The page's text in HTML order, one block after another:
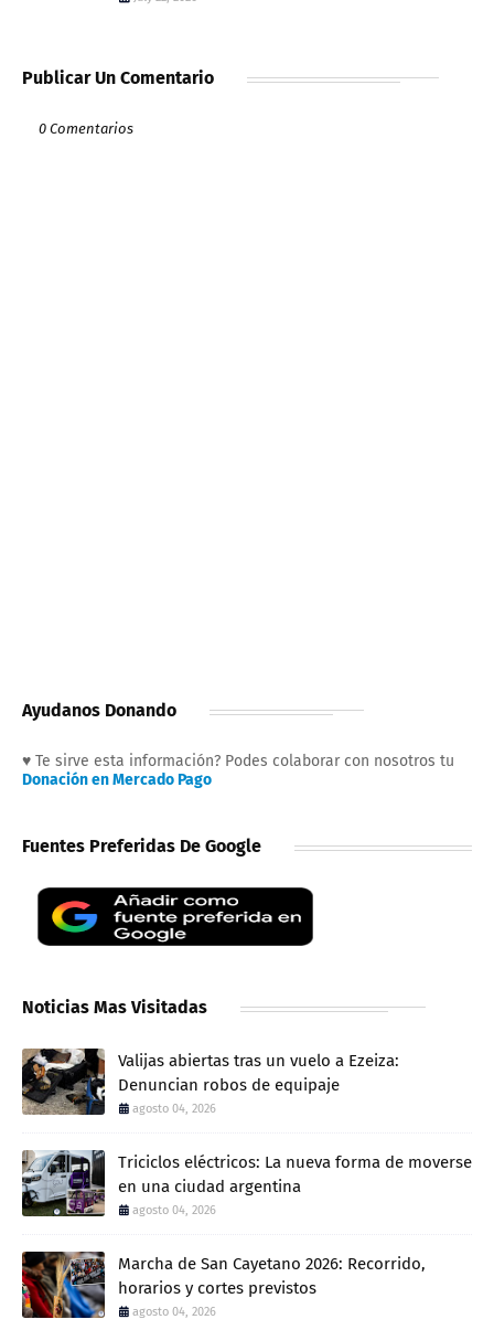
Publicar Un Comentario
0 Comentarios
Ayudanos Donando
♥ Te sirve esta información? Podes colaborar con nosotros tu
Donación en Mercado Pago
Fuentes Preferidas De Google
Noticias Mas Visitadas
Valijas abiertas tras un vuelo a Ezeiza:
Denuncian robos de equipaje
agosto 04, 2026
Triciclos eléctricos: La nueva forma de moverse
en una ciudad argentina
agosto 04, 2026
Marcha de San Cayetano 2026: Recorrido,
horarios y cortes previstos
agosto 04, 2026